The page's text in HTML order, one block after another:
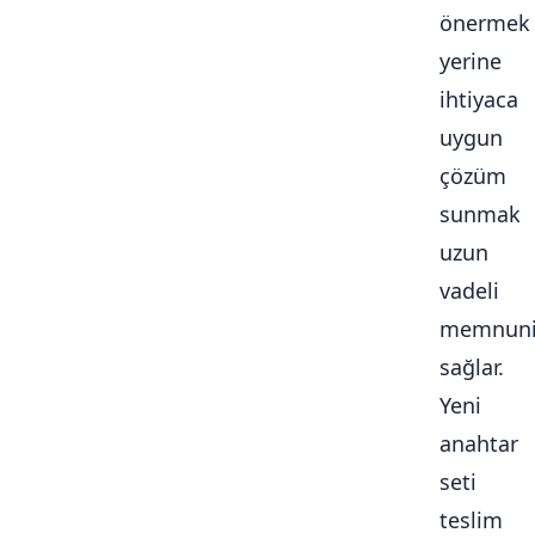
önermek
yerine
ihtiyaca
uygun
çözüm
sunmak
uzun
vadeli
sağlar.
Yeni
anahtar
seti
teslim